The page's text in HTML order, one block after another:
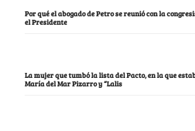
Por qué el abogado de Petro se reunió con la
el Presidente
La mujer que tumbó la lista del Pacto, en la que
María del Mar Pizarro y “Lalis